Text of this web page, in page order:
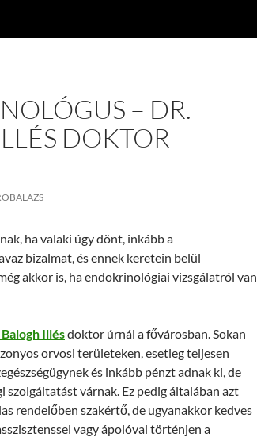
– DR.
DOKTOR
ha valaki úgy dönt, inkább a
bizalmat, és ennek keretein belül
akkor is, ha endokrinológiai vizsgálatról van
Illésdoktor úrnál a fővárosban. Sokan
orvosi területeken, esetleg teljesen
és inkább pénzt adnak ki, de
szolgáltatást várnak. Ez pedig általában azt
rendelőben szakértő, de ugyanakkor kedves
vagy ápolóval történjen a